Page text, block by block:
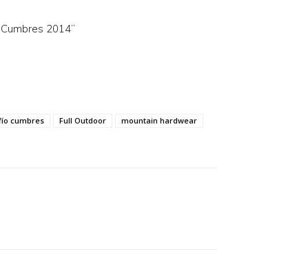
2014”
cumbres Full Outdoor
mountain hardwear